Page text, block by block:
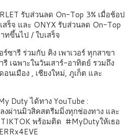
รับส่วนลด On-Top 3% เมื่อช้อป
ร็จ และ ONYX รับส่วนลด On-Top
ทขึ้นไป / ใบเสร็จ
ซารี ร่วมกับ คิง เพาเวอร์ ทุกสาขา
เฉพาะในวันเสาร์-อาทิตย์ รวมถึง
เมือง , เชียงใหม่, ภูเก็ต และ
Duty ได้ทาง YouTube :
งผ่านมิวสิคสตรีมมิ่งทุกช่องทาง และ
พร้อมติด #MyDutyให้เธอ